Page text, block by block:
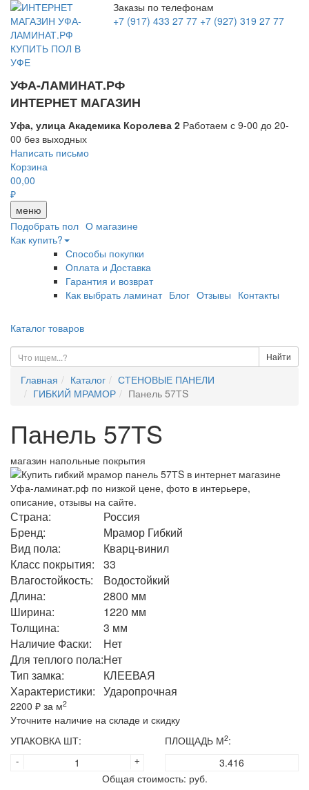
Заказы по телефонам
+7 (917) 433 27 77 +7 (927) 319 27 77
УФА-ЛАМИНАТ.РФ
ИНТЕРНЕТ МАГАЗИН
Уфа, улица Академика Королева 2 Работаем с 9-00 до 20-
00 без выходных
Написать письмо
Корзина
00,00
₽
меню
Подобрать пол О магазине
Как купить?
Способы покупки
Оплата и Доставка
Гарантия и возврат
Как выбрать ламинат Блог Отзывы Контакты
Каталог товаров
Найти
Главная Каталог
СТЕНОВЫЕ ПАНЕЛИ
ГИБКИЙ МРАМОР
Панель 57ТS
Панель 57ТS
магазин напольные покрытия
Страна:
Россия
Бренд:
Мрамор Гибкий
Вид пола:
Кварц-винил
Класс покрытия:
33
Влагостойкость:
Водостойкий
Длина:
2800 мм
Ширина:
1220 мм
Толщина:
3 мм
Наличие Фаски:
Нет
Для теплого пола:Нет
Тип замка:
КЛЕЕВАЯ
Характеристики: Ударопрочная
2200 ₽ за м2
Уточните наличие на складе и скидку
УПАКОВКА ШТ:
+
-
ПЛОЩАДЬ М2:
Общая стоимость: руб.